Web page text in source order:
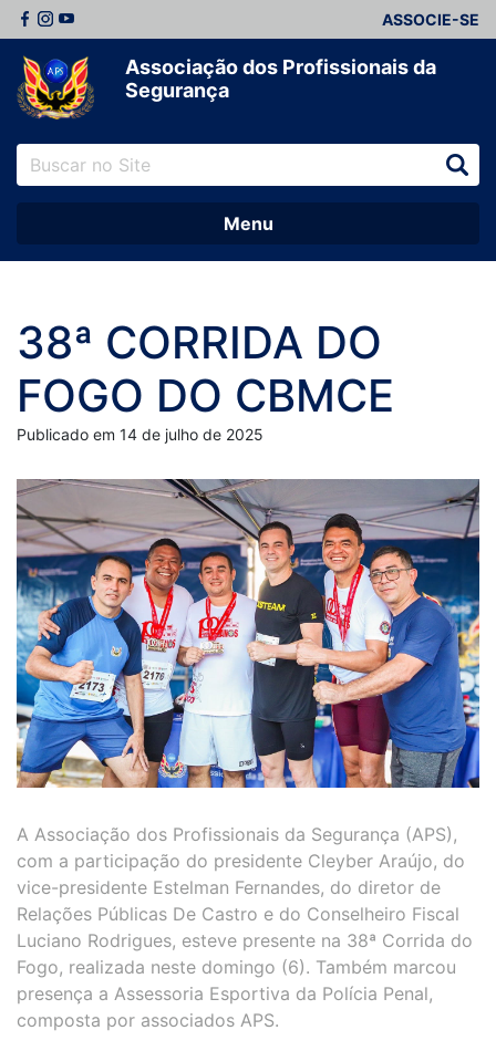
ASSOCIE-SE
Associação dos Profissionais da
Segurança
Menu
38ª CORRIDA DO
FOGO DO CBMCE
Publicado em 14 de julho de 2025
A Associação dos Profissionais da Segurança (APS),
com a participação do presidente Cleyber Araújo, do
vice-presidente Estelman Fernandes, do diretor de
Relações Públicas De Castro e do Conselheiro Fiscal
Luciano Rodrigues, esteve presente na 38ª Corrida do
Fogo, realizada neste domingo (6). Também marcou
presença a Assessoria Esportiva da Polícia Penal,
composta por associados APS.